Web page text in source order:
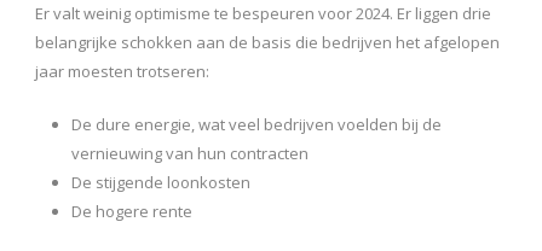
Er valt weinig optimisme te bespeuren voor 2024. Er liggen drie
belangrijke schokken aan de basis die bedrijven het afgelopen
jaar moesten trotseren:
De dure energie, wat veel bedrijven voelden bij de
vernieuwing van hun contracten
De stijgende loonkosten
De hogere rente